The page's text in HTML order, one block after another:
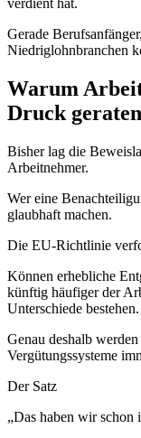
verdient hat.
Gerade
Niedriglohnbranchen
Warum
Druck geraten
Bisher lag die
Arbeitnehmer.
Wer eine
glaubhaft machen.
Die EU-Richtlinie
Können erhebliche
künftig häufiger der
Unterschiede bestehen.
Genau deshalb
Vergütungssysteme
Der Satz
„Das haben wir schon